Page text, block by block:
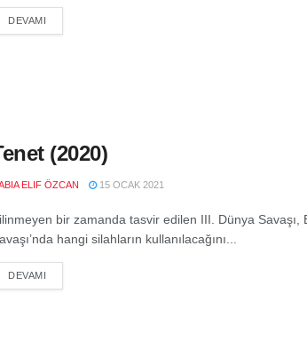
DEVAMI
(2020)
ELIF ÖZCAN 15 OCAK 2021
bir zamanda tasvir edilen III. Dünya Savaşı,
hangi silahların kullanılacağını...
DEVAMI